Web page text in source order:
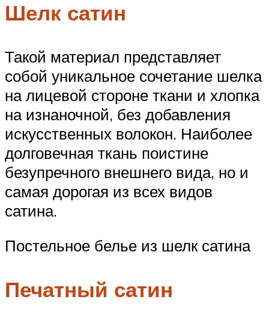
Шелк сатин
Такой материал представляет
собой уникальное сочетание шелка
на лицевой стороне ткани и хлопка
на изнаночной, без добавления
искусственных волокон. Наиболее
долговечная ткань поистине
безупречного внешнего вида, но и
самая дорогая из всех видов
сатина.
Постельное белье из шелк сатина
Печатный сатин